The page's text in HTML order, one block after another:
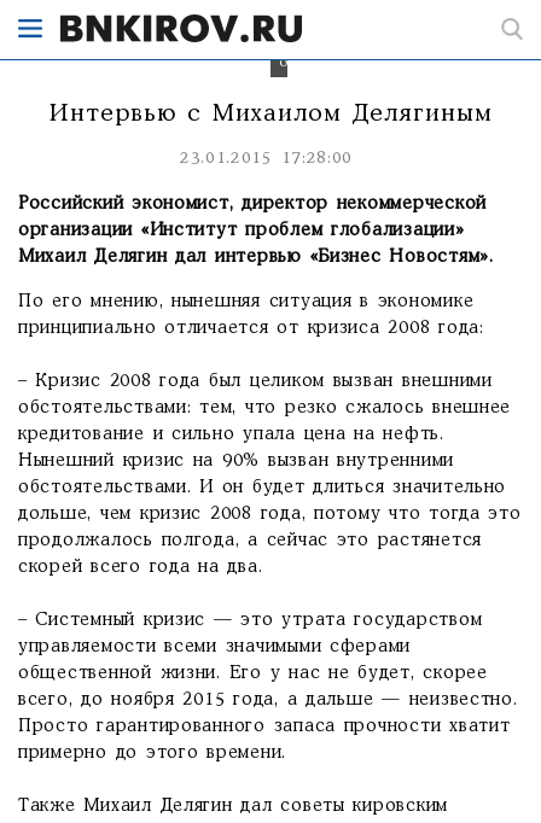
каких
обстоятельствах.
Интервью с Михаилом Делягиным
23.01.2015 17:28:00
Российский экономист, директор некоммерческой
организации «Институт проблем глобализации»
Михаил Делягин дал интервью «Бизнес Новостям».
По его мнению, нынешняя ситуация в экономике
принципиально отличается от кризиса 2008 года:
– Кризис 2008 года был целиком вызван внешними
обстоятельствами: тем, что резко сжалось внешнее
кредитование и сильно упала цена на нефть.
Нынешний кризис на 90% вызван внутренними
обстоятельствами. И он будет длиться значительно
дольше, чем кризис 2008 года, потому что тогда это
продолжалось полгода, а сейчас это растянется
скорей всего года на два.
– Системный кризис — это утрата государством
управляемости всеми значимыми сферами
общественной жизни. Его у нас не будет, скорее
всего, до ноября 2015 года, а дальше — неизвестно.
Просто гарантированного запаса прочности хватит
примерно до этого времени.
Также Михаил Делягин дал советы кировским